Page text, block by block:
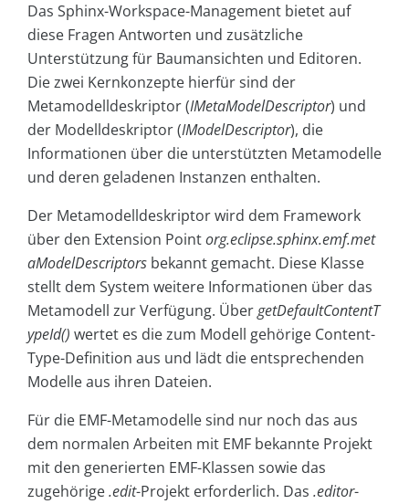
Das Sphinx-Workspace-Management bietet auf
diese Fragen Antworten und zusätzliche
Unterstützung für Baumansichten und Editoren.
Die zwei Kernkonzepte hierfür sind der
Metamodelldeskriptor (IMetaModelDescriptor) und
der Modelldeskriptor (IModelDescriptor), die
Informationen über die unterstützten Metamodelle
und deren geladenen Instanzen enthalten.
Der Metamodelldeskriptor wird dem Framework
über den Extension Pointorg.eclipse.sphinx.emf.met
aModelDescriptors bekannt gemacht. Diese Klasse
stellt dem System weitere Informationen über das
Metamodell zur Verfügung. ÜbergetDefaultContentT
ypeId() wertet es die zum Modell gehörige Content-
Type-Definition aus und lädt die entsprechenden
Modelle aus ihren Dateien.
Für die EMF-Metamodelle sind nur noch das aus
dem normalen Arbeiten mit EMF bekannte Projekt
mit den generierten EMF-Klassen sowie das
zugehörige.edit-Projekt erforderlich. Das .editor-